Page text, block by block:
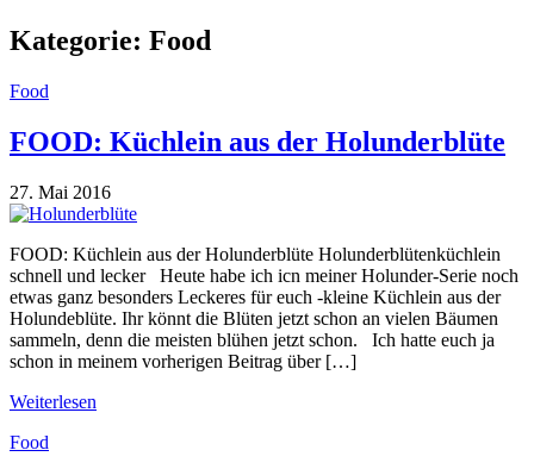
Kategorie: Food
Food
FOOD: Küchlein aus der Holunderblüte
27. Mai 2016
FOOD: Küchlein aus der Holunderblüte Holunderblütenküchlein
schnell und lecker Heute habe ich icn meiner Holunder-Serie noch
etwas ganz besonders Leckeres für euch -kleine Küchlein aus der
Holundeblüte. Ihr könnt die Blüten jetzt schon an vielen Bäumen
sammeln, denn die meisten blühen jetzt schon. Ich hatte euch ja
schon in meinem vorherigen Beitrag über […]
Weiterlesen
Food